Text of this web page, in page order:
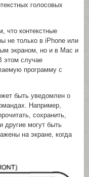
голосовых
что контекстные
не только в iPhone или
экраном, но и в Mac и
этом случае
программу с
быть уведомлен о
Например,
сохранить,
другие могут быть
на экране, когда